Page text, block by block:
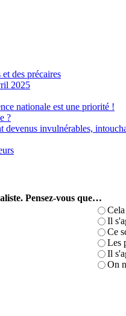
des précaires
2025
nationale est une priorité !
?
devenus invulnérables,
Pensez-vous que…
Il
Ce
Les
Il
On